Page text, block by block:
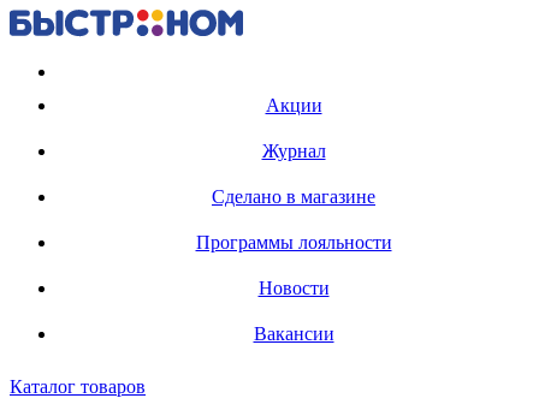
Акции
Журнал
Сделано в магазине
Программы лояльности
Новости
Вакансии
Каталог товаров